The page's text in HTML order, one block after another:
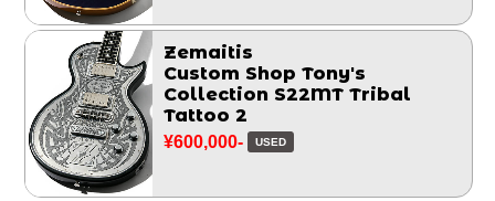
Zemaitis
Custom Shop Tony's
Collection S22MT Tribal
Tattoo 2
¥600,000- USED